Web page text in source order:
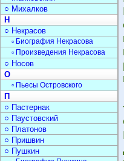
○ Михалков
Н
○ Некрасов
▫ Биография Некрасова
▫ Произведения Некрасова
○ Носов
О
▫ Пьесы Островского
П
○ Пастернак
○ Паустовский
○ Платонов
○ Пришвин
○ Пушкин